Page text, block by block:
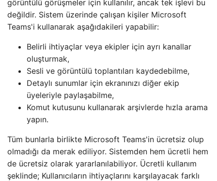
görüntülü görüşmeler için kullanılır, ancak tek işlevi bu
değildir. Sistem üzerinde çalışan kişiler Microsoft
Teams'i kullanarak aşağıdakileri yapabilir:
Belirli ihtiyaçlar veya ekipler için ayrı kanallar
oluşturmak,
Sesli ve görüntülü toplantıları kaydedebilme,
Detaylı sunumlar için ekranınızı diğer ekip
üyeleriyle paylaşabilme,
Komut kutusunu kullanarak arşivlerde hızla arama
yapın.
Tüm bunlarla birlikte Microsoft Teams'in ücretsiz olup
olmadığı da merak ediliyor. Sistemden hem ücretli hem
de ücretsiz olarak yararlanılabiliyor. Ücretli kullanım
şeklinde; Kullanıcıların ihtiyaçlarını karşılayacak farklı